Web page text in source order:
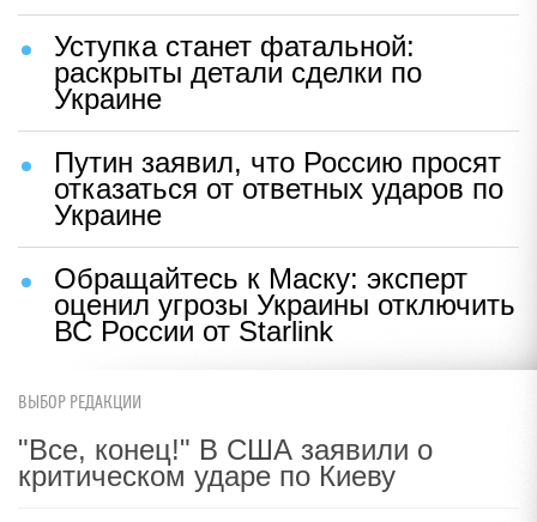
Уступка станет фатальной:
раскрыты детали сделки по
Украине
Путин заявил, что Россию просят
отказаться от ответных ударов по
Украине
Обращайтесь к Маску: эксперт
оценил угрозы Украины отключить
ВС России от Starlink
ВЫБОР РЕДАКЦИИ
"Все, конец!" В США заявили о
критическом ударе по Киеву